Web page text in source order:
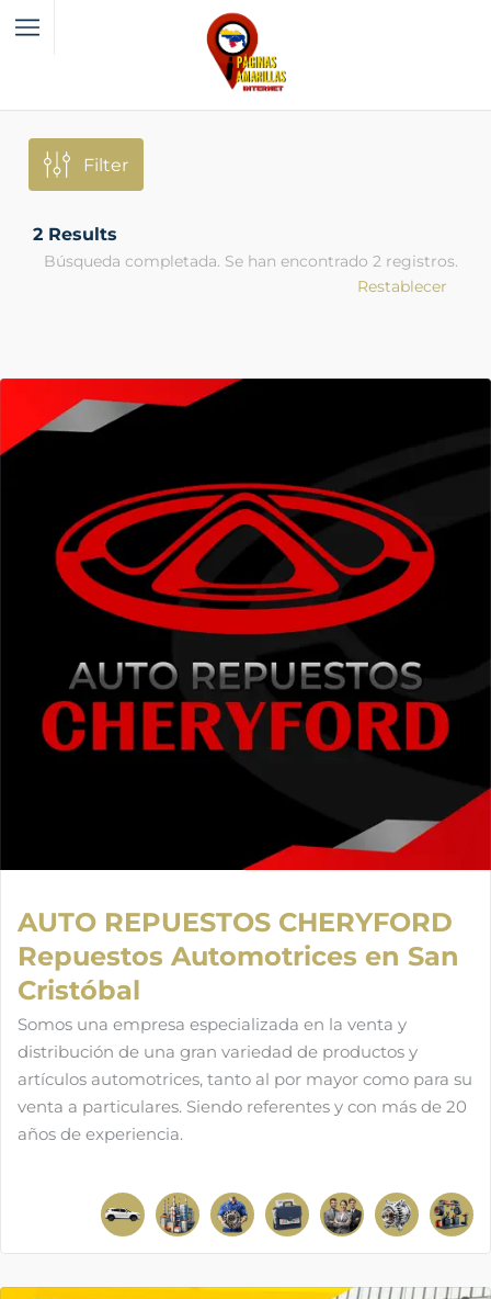
Filter
2 Results
Búsqueda completada. Se han encontrado 2 registros.
Restablecer
AUTO REPUESTOS CHERYFORD
Repuestos Automotrices en San
Cristóbal
Somos una empresa especializada en la venta y
distribución de una gran variedad de productos y
artículos automotrices, tanto al por mayor como para su
venta a particulares. Siendo referentes y con más de 20
años de experiencia.